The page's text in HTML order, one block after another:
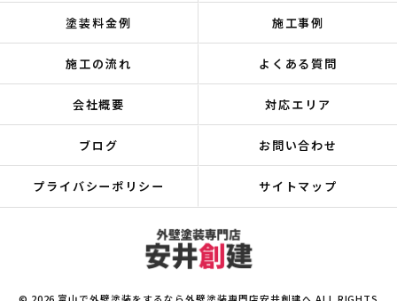
塗装料金例 施工事例
施工の流れ よくある質問
会社概要 対応エリア
ブログ お問い合わせ
プライバシーポリシー サイトマップ